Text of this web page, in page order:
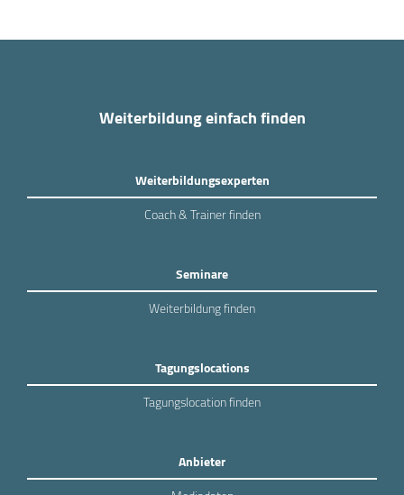
Weiterbildung einfach finden
Weiterbildungsexperten
Coach & Trainer finden
Seminare
Weiterbildung finden
Tagungslocations
Tagungslocation finden
Anbieter